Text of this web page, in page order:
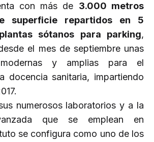
con más de 3.000 metros
superficie repartidos en 5
sótanos para parking,
el mes de septiembre unas
modernas y amplias para el
docencia sanitaria, impartiendo
numerosos laboratorios y a la
que se emplean en
se configura como uno de los